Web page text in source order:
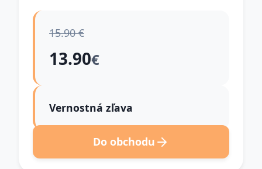
15.90 €
13.90€
Vernostná zľava
Do obchodu